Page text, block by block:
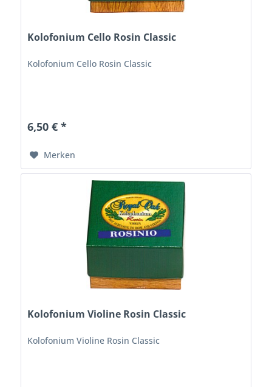
Kolofonium Cello Rosin Classic
Kolofonium Cello Rosin Classic
6,50 € *
Merken
Kolofonium Violine Rosin Classic
Kolofonium Violine Rosin Classic